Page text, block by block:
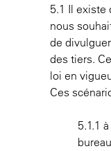
5.1 Il existe
nous
de
des tiers.
loi en
Ces
5.1.1